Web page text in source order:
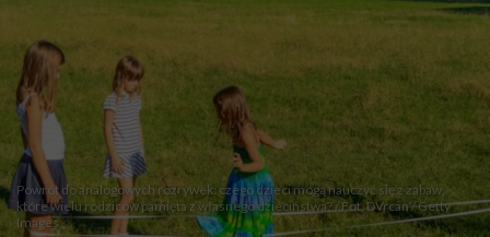
Powrót do analogowych rozrywek: czego dzieci mogą nauczyć się z zabaw,
które wielu rodziców pamięta z własnego dzieciństwa? / Fot. DVrcan / Getty
Images